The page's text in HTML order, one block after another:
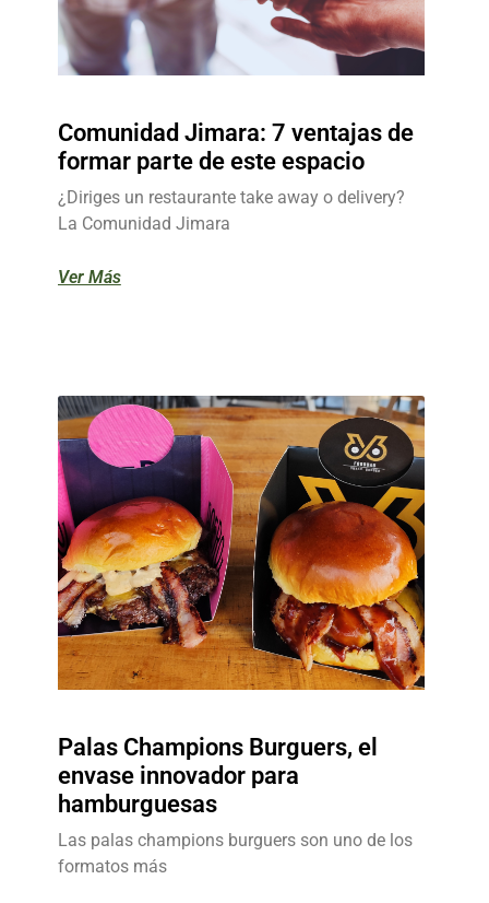
Comunidad Jimara: 7 ventajas de
formar parte de este espacio
¿Diriges un restaurante take away o delivery?
La Comunidad Jimara
Ver Más
Palas Champions Burguers, el
envase innovador para
hamburguesas
Las palas champions burguers son uno de los
formatos más